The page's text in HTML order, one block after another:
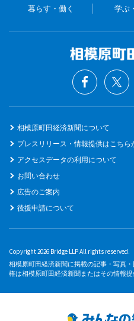
暮らす・働く 学ぶ
相模原町田経済新聞について
プレスリリース・情報提供はこちら
アクセスデータの利用について
お問い合わせ
広告のご案内
後援申請について
Copyright 2026 Bridge LLP All rights reserved.
相模原町田経済新聞に掲載の記事・写真
権は相模原町田経済新聞またはその情報提